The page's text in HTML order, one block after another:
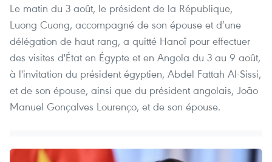
Le matin du 3 août, le président de la République,
Luong Cuong, accompagné de son épouse et d’une
délégation de haut rang, a quitté Hanoï pour effectuer
des visites d'État en Égypte et en Angola du 3 au 9 août,
à l'invitation du président égyptien, Abdel Fattah Al-Sissi,
et de son épouse, ainsi que du président angolais, João
Manuel Gonçalves Lourenço, et de son épouse.